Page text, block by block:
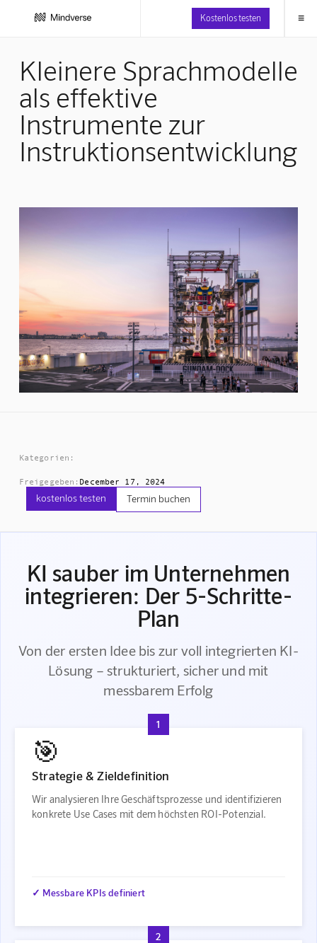
Kostenlos testen ≡
Kleinere Sprachmodelle
als effektive
Instrumente zur
Instruktionsentwicklung
Kategorien:
Freigegeben: December 17, 2024
kostenlos testen Termin buchen
KI sauber im Unternehmen
integrieren: Der 5-Schritte-
Plan
Von der ersten Idee bis zur voll integrierten KI-
Lösung – strukturiert, sicher und mit
messbarem Erfolg
1
🎯
Strategie & Zieldefinition
Wir analysieren Ihre Geschäftsprozesse und identifizieren
konkrete Use Cases mit dem höchsten ROI-Potenzial.
✓ Messbare KPIs definiert
2